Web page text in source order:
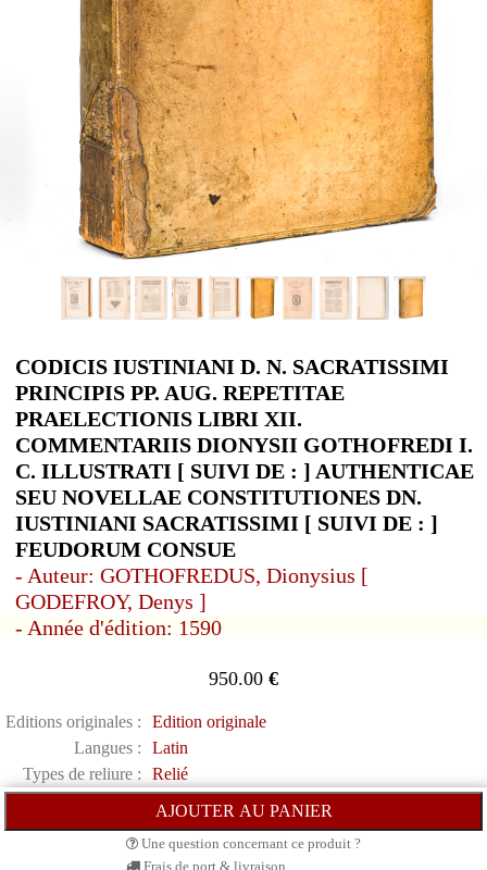
CODICIS IUSTINIANI D. N. SACRATISSIMI
PRINCIPIS PP. AUG. REPETITAE
PRAELECTIONIS LIBRI XII.
COMMENTARIIS DIONYSII GOTHOFREDI I.
C. ILLUSTRATI [ SUIVI DE : ] AUTHENTICAE
SEU NOVELLAE CONSTITUTIONES DN.
IUSTINIANI SACRATISSIMI [ SUIVI DE : ]
FEUDORUM CONSUE
- Auteur: GOTHOFREDUS, Dionysius [
GODEFROY, Denys ]
- Année d'édition: 1590
950.00 €
Editions originales :
Edition originale
Langues :
Latin
Types de reliure :
Relié
Une question concernant ce produit ?
Frais de port & livraison